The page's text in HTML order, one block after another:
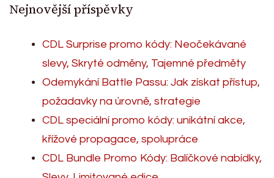
Nejnovější příspěvky
CDL Surprise promo kódy: Neočekávané
slevy, Skryté odměny, Tajemné předměty
Odemykání Battle Passu: Jak získat přístup,
požadavky na úrovně, strategie
CDL speciální promo kódy: unikátní akce,
křížové propagace, spolupráce
CDL Bundle Promo Kódy: Balíčkové nabídky,